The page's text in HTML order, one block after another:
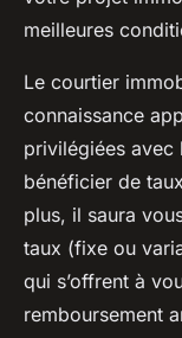
meilleures
Le courtier
connaissance
privilégiées avec
bénéficier de
plus, il saura
taux (fixe ou
qui s’offrent à
remboursement